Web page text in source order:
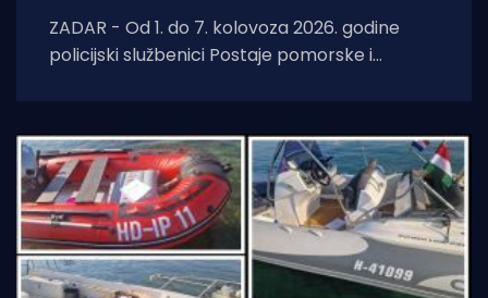
ZADAR - Od 1. do 7. kolovoza 2026. godine
policijski službenici Postaje pomorske i